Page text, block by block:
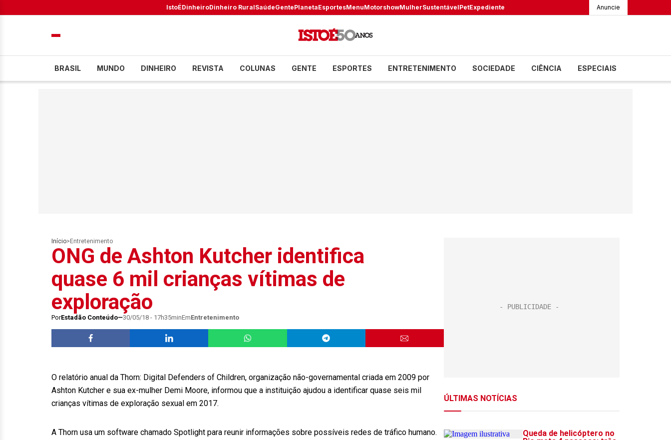
IstoÉDinheiroDinheiro RuralSaúdeGentePlanetaEsportesMenuMotorshowMulherSustentávelPetExpediente Anuncie
BRASIL MUNDO DINHEIRO REVISTA COLUNAS GENTE ESPORTES ENTRETENIMENTO SOCIEDADE CIÊNCIA ESPECIAIS
Início> Entretenimento
ONG de Ashton Kutcher identifica
quase 6 mil crianças vítimas de
exploração
PorEstadão Conteúdo 30/05/18 - 17h35minEmEntretenimento
O relatório anual da Thorn: Digital Defenders of Children, organização não-governamental criada em 2009 por
Ashton Kutcher e sua ex-mulher Demi Moore, informou que a instituição ajudou a identificar quase seis mil
crianças vítimas de exploração sexual em 2017.
A Thorn usa um software chamado Spotlight para reunir informações sobre possíveis redes de tráfico humano.